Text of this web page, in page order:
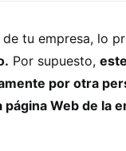
tu empresa, lo
Por supuesto,
por otra
página Web de la